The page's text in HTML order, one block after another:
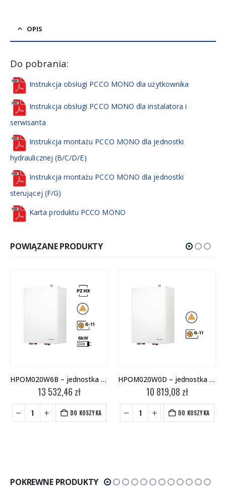
OPIS
Do pobrania:
Instrukcja obsługi PCCO MONO dla użytkownika
Instrukcja obsługi PCCO MONO dla instalatora i
serwisanta
Instrukcja montażu PCCO MONO dla jednostki
hydraulicznej (B/C/D/E)
Instrukcja montażu PCCO MONO dla jednostki
sterującej (F/G)
Karta produktu PCCO MONO
POWIĄZANE PRODUKTY
HPOM020W6B – jednostka wewnętrzna
13 532,46 zł
DO KOSZYKA
HPOM020W0D – jednostka wewnętrzna
10 819,08 zł
DO KOSZYKA
POKREWNE PRODUKTY